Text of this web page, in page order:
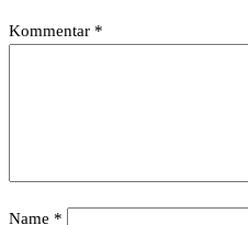
Kommentar *
Name *